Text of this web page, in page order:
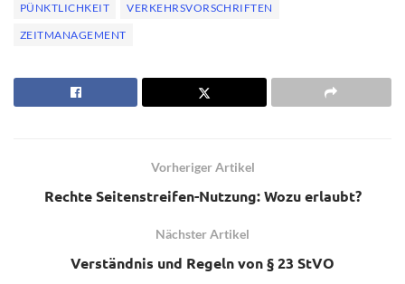
PÜNKTLICHKEIT
VERKEHRSVORSCHRIFTEN
ZEITMANAGEMENT
Vorheriger Artikel
Rechte Seitenstreifen-Nutzung: Wozu erlaubt?
Nächster Artikel
Verständnis und Regeln von § 23 StVO